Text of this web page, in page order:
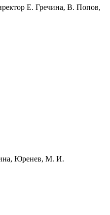
Е. Гречина, В. Попов,
Юренев, М. И.